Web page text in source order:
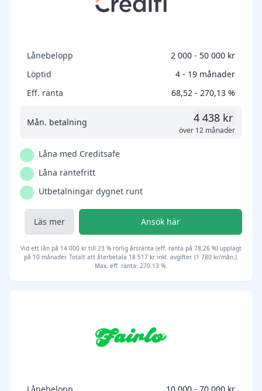
Lånebelopp
2 000 - 50 000 kr
Löptid
4 - 19 månader
Eff. ränta
68,52 - 270,13 %
Mån. betalning 4 438 kr
över 12 månader
Låna med Creditsafe
Låna räntefritt
Utbetalningar dygnet runt
Läs mer Ansök här
Vid ett lån på 14 000 kr till 23 % rörlig årsränta (eff. ränta på 78,26 %) upplagt
på 10 månader. Totalt att återbetala 18 517 kr inkl. avgifter. (1 780 kr/mån.).
Max. eff. ränta: 270.13 %.